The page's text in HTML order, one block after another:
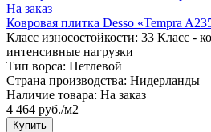
На заказ
Ковровая плитка Desso «Tempra
Класс износостойкости: 33 Класс -
интенсивные нагрузки
Тип ворса: Петлевой
Страна производства: Нидерланды
Наличие товара: На заказ
4 464 руб./м2
Купить